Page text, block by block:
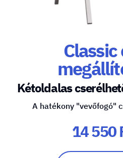
Kétoldalas
A hatékony "vevőfogó"
14 550